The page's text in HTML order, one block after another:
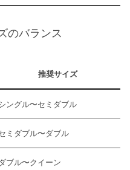
のバランス
推奨サイズ
ングル〜セミダブル
ミダブル〜ダブル
ブル〜クイーン